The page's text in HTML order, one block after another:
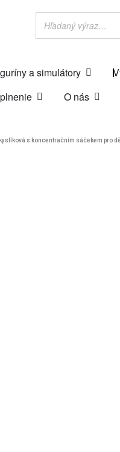
a simulátory
O nás
s koncentračním sáčekem pro